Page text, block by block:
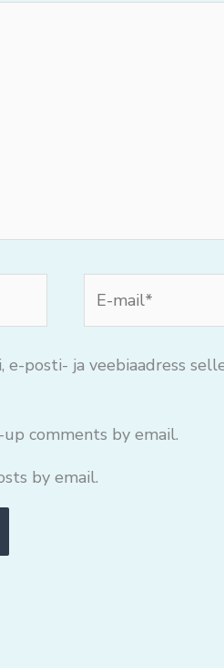
mail*
e-posti- ja veebiaadress
comments by email.
by email.